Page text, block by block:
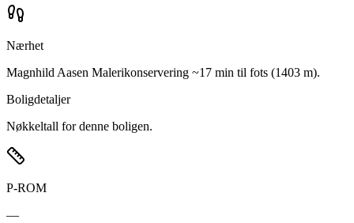
Nærhet
Magnhild Aasen Malerikonservering ~17 min til fots (1403 m).
Boligdetaljer
Nøkkeltall for denne boligen.
P-ROM
—